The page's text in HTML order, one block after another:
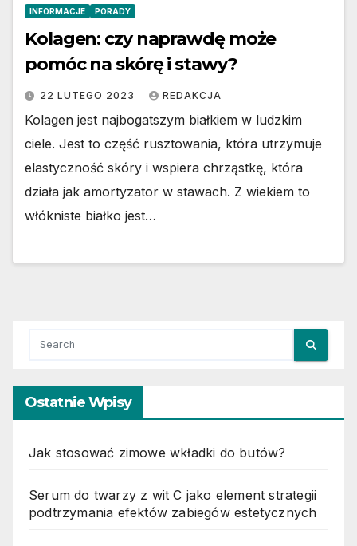
INFORMACJE PORADY
Kolagen: czy naprawdę może
pomóc na skórę i stawy?
22 LUTEGO 2023 REDAKCJA
Kolagen jest najbogatszym białkiem w ludzkim
ciele. Jest to część rusztowania, która utrzymuje
elastyczność skóry i wspiera chrząstkę, która
działa jak amortyzator w stawach. Z wiekiem to
włókniste białko jest…
Ostatnie Wpisy
Jak stosować zimowe wkładki do butów?
Serum do twarzy z wit C jako element strategii
podtrzymania efektów zabiegów estetycznych